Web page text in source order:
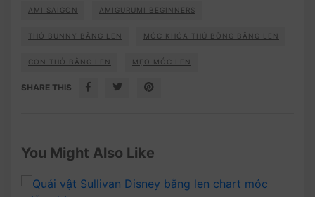
AMI SAIGON AMIGURUMI BEGINNERS
THỎ BUNNY BẰNG LEN MÓC KHÓA THÚ BÔNG BẰNG LEN
CON THỎ BẰNG LEN MẸO MÓC LEN
SHARE THIS
You Might Also Like